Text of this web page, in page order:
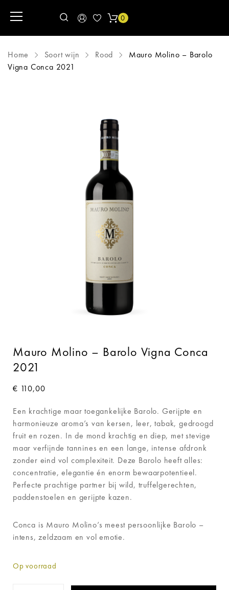
0
Home Soort wijn Rood
Mauro Molino – Barolo
Vigna Conca 2021
Mauro Molino – Barolo Vigna Conca
2021
€ 110,00
Een krachtige maar toegankelijke Barolo. Gerijpte en
harmonieuze aroma’s van kersen, leer, tabak, gedroogd
fruit en rozen. In de mond krachtig en diep, met stevige
maar verfijnde tannines en een lange, intense afdronk
zonder eind vol complexiteit. Deze Barolo heeft alles:
concentratie, elegantie én enorm bewaarpotentieel.
Perfecte prachtige partner bij wild, truffelgerechten,
paddenstoelen en gerijpte kazen.
Conca is Mauro Molino’s meest persoonlijke Barolo –
intens, zeldzaam en vol emotie.
Op voorraad